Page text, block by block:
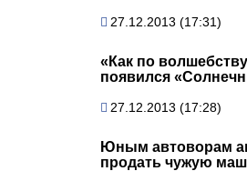
27.12.2013 (17:31)
«Как по
появился
27.12.2013 (17:28)
Юным автоворам
продать чужую